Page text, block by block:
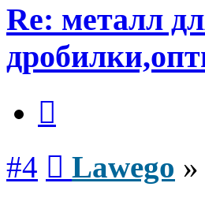
Re: металл
#4 Lawego »